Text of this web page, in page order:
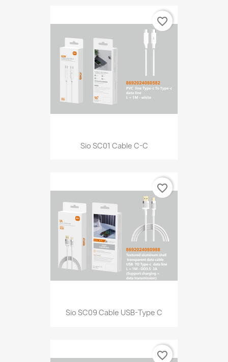
Sio SC01 Cable C-C
favorite_border
Sio SC09 Cable USB-Type C
favorite_border
favorite_border